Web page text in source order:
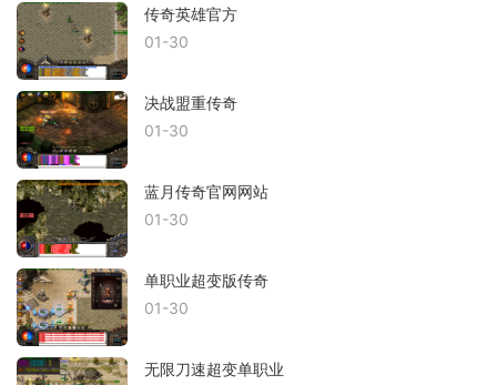
传奇英雄官方
01-30
决战盟重传奇
01-30
蓝月传奇官网网站
01-30
单职业超变版传奇
01-30
无限刀速超变单职业